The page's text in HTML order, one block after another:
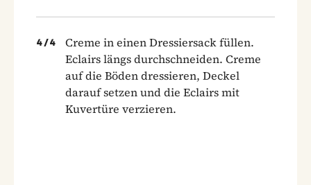
4 /4
Creme in einen Dressiersack füllen.
Eclairs längs durchschneiden. Creme
auf die Böden dressieren, Deckel
darauf setzen und die Eclairs mit
Kuvertüre verzieren.